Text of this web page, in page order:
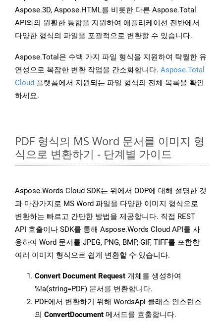
Aspose.3D, Aspose.HTML를 비롯한 다른 Aspose.Total
API와의 원활한 통합을 지원하여 애플리케이션 전반에서
다양한 형식의 파일을 포괄적으로 변환할 수 있습니다.
Aspose.Total은 수백 가지 파일 형식을 지원하여 탁월한 유
연성으로 복잡한 변환 작업을 간소화합니다. Aspose.Total
Cloud 플랫폼에서 지원되는 파일 형식의 전체 목록을 확인
하세요.
PDF 형식의 MS Word 문서를 이미지 형
식으로 변환하기 - 단계별 가이드
Aspose.Words Cloud SDK는 위에서 ODP에 대해 설명한 것
과 마찬가지로 MS Word 파일을 다양한 이미지 형식으로
변환하는 빠르고 간단한 방법을 제공합니다. 직접 REST
API 호출이나 SDK를 통해 Aspose.Words Cloud API를 사
용하여 Word 문서를 JPEG, PNG, BMP, GIF, TIFF를 포함한
여러 이미지 형식으로 쉽게 변환할 수 있습니다.
Convert Document Request 개체를 생성하여
%!a(string=PDF) 문서를 변환합니다.
PDF에서 변환하기 위해 WordsApi 클래스 인스턴스
의 ConvertDocument 메서드를 호출합니다.